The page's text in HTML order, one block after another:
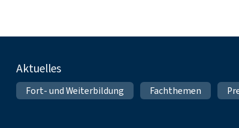
Fußnavigation
Aktuelles
Fort- und Weiterbildung Fachthemen